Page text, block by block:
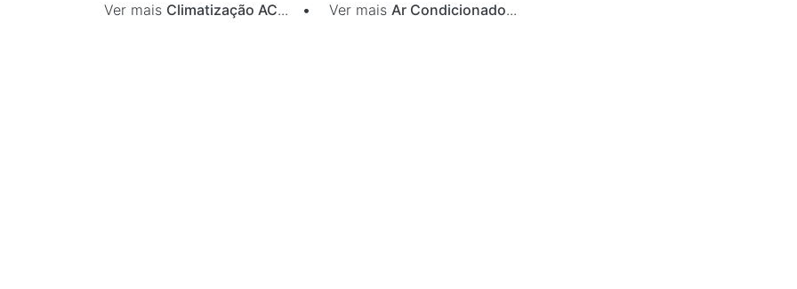
Ver mais Climatização AC... • Ver mais Ar Condicionado...